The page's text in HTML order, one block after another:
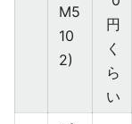
M5
10
2)
円
く
ら
い